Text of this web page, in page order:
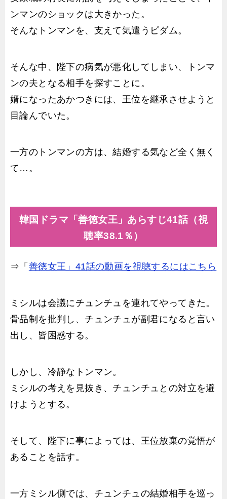
ンマンのショックは大きかった。
そんなトンマンを、支えて気遣うピダム。
そんな中、陛下の病気が悪化してしまい、トンマ
ンの夫となる相手を探すことに。
婿になったあかつきには、王位を継承させようと
目論んでいた。
一方のトンマンの方は、結婚する気など全く無く
て…。
韓国ドラマ「善徳女王」あらすじ41話（視
聴率38.1％）
⇒「 善徳女王」41話の動画を視聴するにはこちら
ミシルは会議にチュンチュを連れてやってきた。
骨品制を批判し、チュンチュが副君になると言い
出し、皆困惑する。
しかし、冷静なトンマン。
ミシルの考えを見抜き、チュンチュとの対立を避
けようとする。
そして、陛下に事によっては、王位放棄の覚悟が
あることを話す。
一方ミシル側では、チュンチュの結婚相手を巡っ